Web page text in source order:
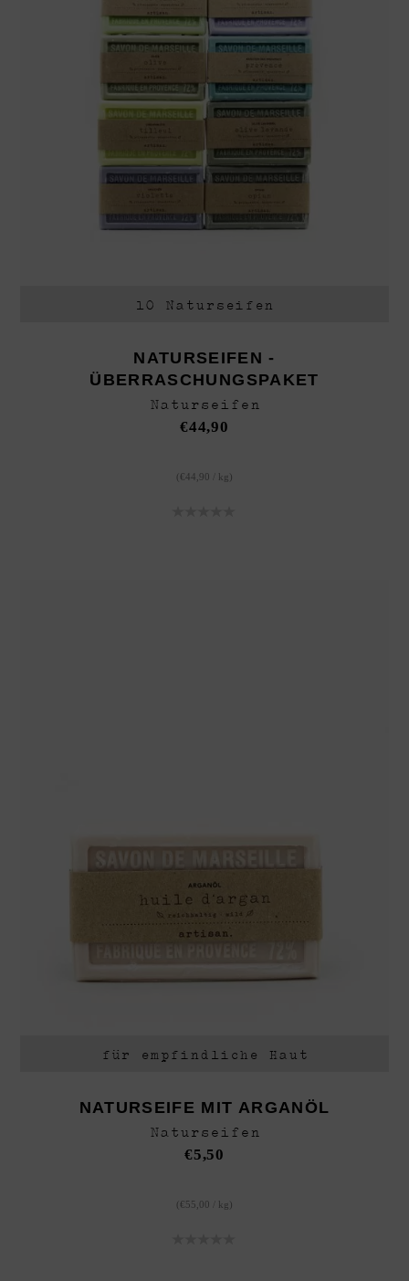
10 Naturseifen
NATURSEIFEN -
ÜBERRASCHUNGSPAKET
Naturseifen
€44,90
( €44,90 kg )
für empfindliche Haut
NATURSEIFE MIT ARGANÖL
Naturseifen
€5,50
( €55,00 kg )